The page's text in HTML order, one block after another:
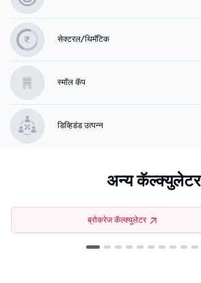
सेक्टरल/थिमॅटिक
स्मॉल कॅप
डिव्हिडंड उत्पन्न
अन्य कॅल्क्युलेटर
ब्रोकरेज कॅल्क्युलेटर